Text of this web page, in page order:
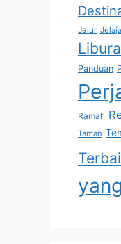
Jalur
Panduan
Ramah
Taman
yang